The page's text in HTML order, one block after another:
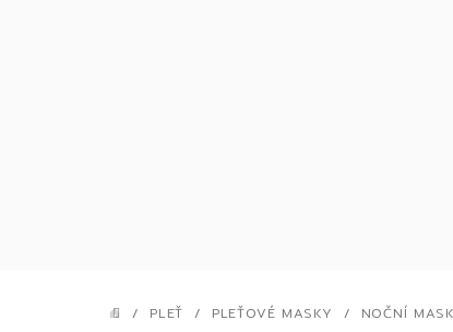
DOMŮ
/ PLEŤ / PLEŤOVÉ MASKY / NOČNÍ